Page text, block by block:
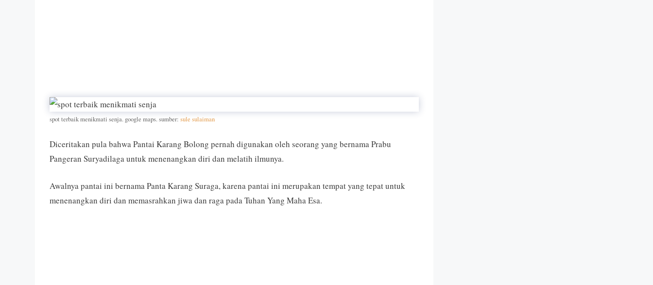
spot terbaik menikmati senja. google maps. sumber: sule sulaiman
Diceritakan pula bahwa Pantai Karang Bolong pernah digunakan oleh seorang yang bernama Prabu
Pangeran Suryadilaga untuk menenangkan diri dan melatih ilmunya.
Awalnya pantai ini bernama Panta Karang Suraga, karena pantai ini merupakan tempat yang tepat untuk
menenangkan diri dan memasrahkan jiwa dan raga pada Tuhan Yang Maha Esa.